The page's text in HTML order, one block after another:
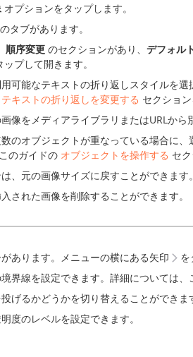
オプションをタップします。
タブがあります。
順序変更 のセクションがあり、 デフォル
ップして開きます。
可能なテキストの折り返しスタイルを
テキストの折り返しを変更する セクショ
像をメディアライブラリまたはURLか
のオブジェクトが重なっている場合に
のガイドの オブジェクトを操作する セ
、元の画像サイズに戻すことができます
された画像を削除することができます。
あります。メニューの横にある矢印
界線を設定できます。詳細については
げるかどうかを切り替えることができま
度のレベルを設定できます。